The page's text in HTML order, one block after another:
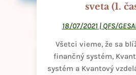
sveta (1.
18/07/2021| QFS/
Všetci vieme, že sa
finančný systém,
systém a Kvantový